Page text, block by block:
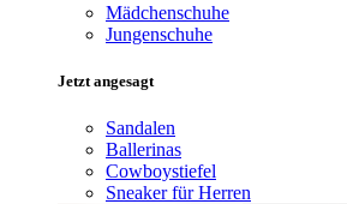
Mädchenschuhe
Jungenschuhe
Jetzt angesagt
Sandalen
Ballerinas
Cowboystiefel
Sneaker für Herren